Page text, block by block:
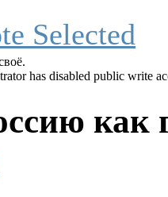
has disabled public write
как